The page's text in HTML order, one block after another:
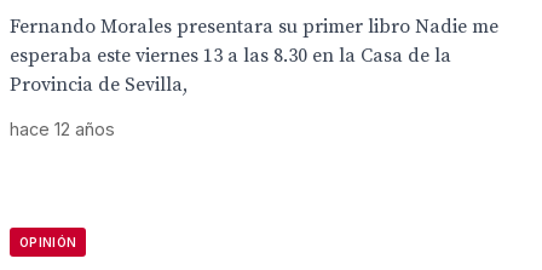
Fernando Morales presentara su primer libro Nadie me
esperaba este viernes 13 a las 8.30 en la Casa de la
Provincia de Sevilla,
hace 12 años
OPINIÓN